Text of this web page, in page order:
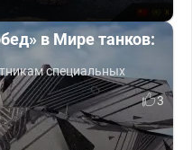
в Мире танков:
специальных
3